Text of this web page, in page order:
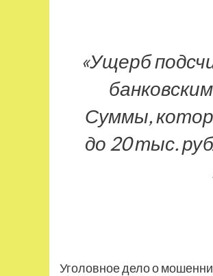
«Ущерб
Суммы,
до 20 тыс.
Уголовное дело о